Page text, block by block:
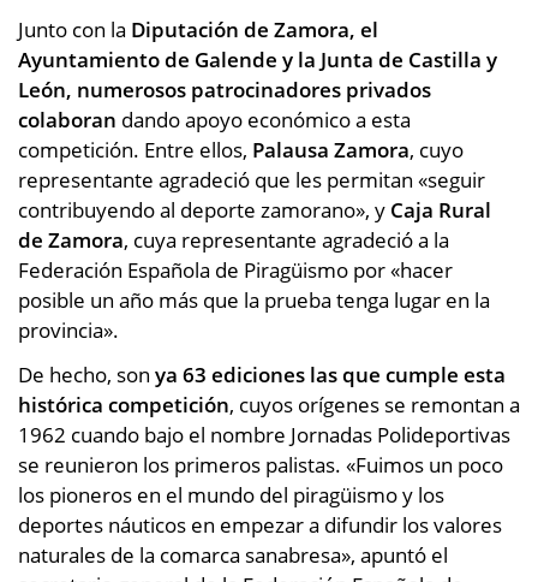
Junto con la Diputación de Zamora, el
Ayuntamiento de Galende y la Junta de Castilla y
León, numerosos patrocinadores privados
colaboran dando apoyo económico a esta
competición. Entre ellos, Palausa Zamora, cuyo
representante agradeció que les permitan «seguir
contribuyendo al deporte zamorano», y Caja Rural
de Zamora, cuya representante agradeció a la
Federación Española de Piragüismo por «hacer
posible un año más que la prueba tenga lugar en la
provincia».
De hecho, son ya 63 ediciones las que cumple esta
histórica competición, cuyos orígenes se remontan a
1962 cuando bajo el nombre Jornadas Polideportivas
se reunieron los primeros palistas. «Fuimos un poco
los pioneros en el mundo del piragüismo y los
deportes náuticos en empezar a difundir los valores
naturales de la comarca sanabresa», apuntó el